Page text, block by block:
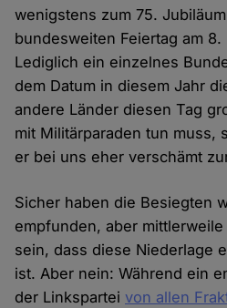
wenigstens zum 75.
bundesweiten Feiertag am
Lediglich ein einzelnes
dem Datum in diesem Jahr
andere Länder diesen Tag
mit Militärparaden tun muss,
er bei uns eher verschämt
Sicher haben die Besiegten
empfunden, aber
sein, dass diese Niederlage
ist. Aber nein: Während ein
der Linksparteivon allen